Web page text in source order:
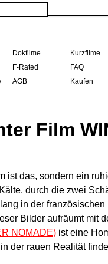
Dokfilme Kurzfilme
F-Rated FAQ
AGB Kaufen
Film
ist das, sondern ein
durch die zwei
in der
Bilder aufräumt mit
NOMADE) ist eine
der rauen Realität